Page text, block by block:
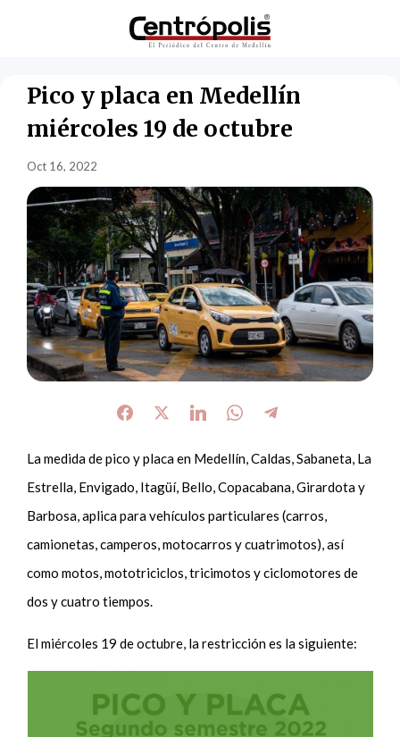
Pico y placa en Medellín
miércoles 19 de octubre
Oct 16, 2022
La medida de pico y placa en Medellín, Caldas, Sabaneta, La
Estrella, Envigado, Itagüí, Bello, Copacabana, Girardota y
Barbosa, aplica para vehículos particulares (carros,
camionetas, camperos, motocarros y cuatrimotos), así
como motos, mototriciclos, tricimotos y ciclomotores de
dos y cuatro tiempos.
El miércoles 19 de octubre, la restricción es la siguiente: